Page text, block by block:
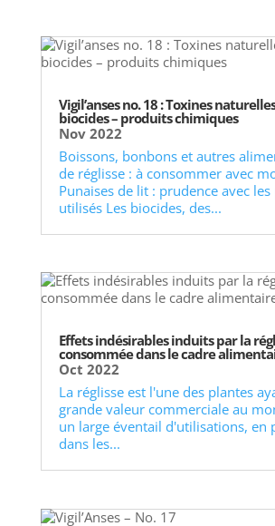
Vigil’anses no. 18 : Toxines
biocides – produits chimiques
Nov 2022
Boissons, bonbons et autres
de réglisse : à consommer avec
Punaises de lit : prudence avec
utilisés Les biocides, des...
Effets indésirables induits par la
consommée dans le cadre
Oct 2022
La réglisse est l'une des plantes
grande valeur commerciale au
un large éventail d'utilisations, en
dans les...